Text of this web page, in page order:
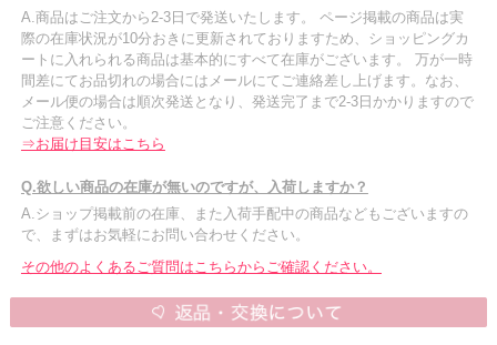
A.商品はご注文から2-3日で発送いたします。 ページ掲載の商品は実
際の在庫状況が10分おきに更新されておりますため、ショッピングカ
ートに入れられる商品は基本的にすべて在庫がございます。 万が一時
間差にてお品切れの場合にはメールにてご連絡差し上げます。なお、
メール便の場合は順次発送となり、発送完了まで2-3日かかりますので
ご注意ください。
⇒お届け目安はこちら
Q.欲しい商品の在庫が無いのですが、入荷しますか？
A.ショップ掲載前の在庫、また入荷手配中の商品などもございますの
で、まずはお気軽にお問い合わせください。
その他のよくあるご質問はこちらからご確認ください。